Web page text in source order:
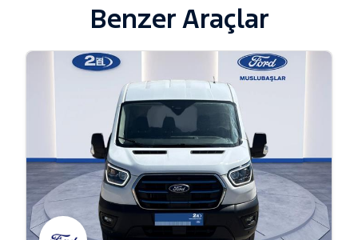
Benzer Araçlar